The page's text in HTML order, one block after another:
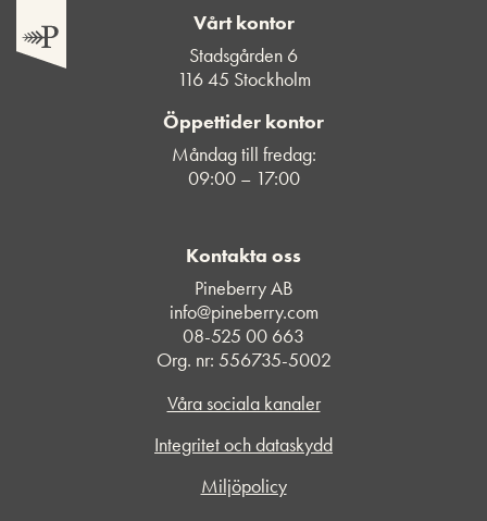
Vårt kontor
Stadsgården 6
116 45 Stockholm
Öppettider kontor
Måndag till fredag:
09:00 – 17:00
Kontakta oss
Pineberry AB
info@pineberry.com
08-525 00 663
Org. nr: 556735-5002
Våra sociala kanaler
Integritet och dataskydd
Miljöpolicy